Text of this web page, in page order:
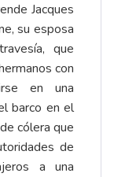
Jacques
su esposa
que
con
en una
barco en el
cólera que
de
a una